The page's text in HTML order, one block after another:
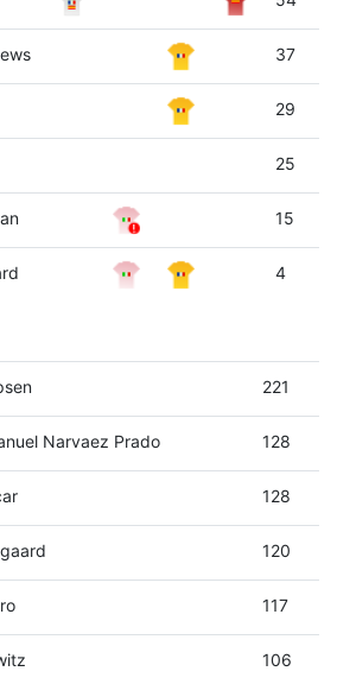
37
29
25
15
4
221
Narvaez Prado 128
128
120
117
106